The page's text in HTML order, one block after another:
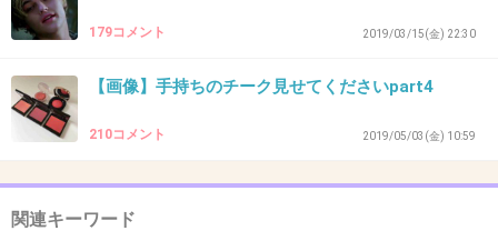
-59
37. 匿名2019/05/14(火) 22:19:03
179コメント 2019/03/15(金) 22:30
【画像】手持ちのチーク見せてくださいpart4
210コメント 2019/05/03(金) 10:59
関連キーワード